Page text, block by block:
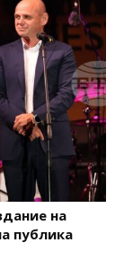
на
публика